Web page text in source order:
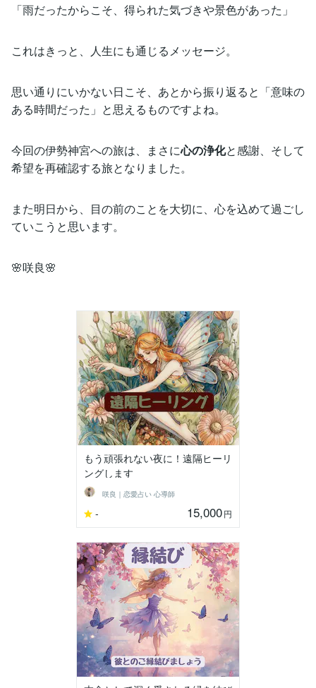
「雨だったからこそ、得られた気づきや景色があった」
これはきっと、人生にも通じるメッセージ。
思い通りにいかない日こそ、あとから振り返ると「意味の
ある時間だった」と思えるものですよね。
今回の伊勢神宮への旅は、まさに心の浄化と感謝、そして
希望を再確認する旅となりました。
また明日から、目の前のことを大切に、心を込めて過ごし
ていこうと思います。
🌸咲良🌸
もう頑張れない夜に！遠隔ヒーリ
ングします
咲良｜恋愛占い 心導師
- 15,000円